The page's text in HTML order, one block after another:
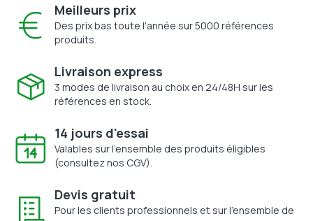
Meilleurs prix
Des prix bas toute l'année sur 5000 références
produits.
Livraison express
3 modes de livraison au choix en 24/48H sur les
références en stock.
14 jours d'essai
Valables sur l'ensemble des produits éligibles
(consultez nos CGV).
Devis gratuit
Pour les clients professionnels et sur l'ensemble de